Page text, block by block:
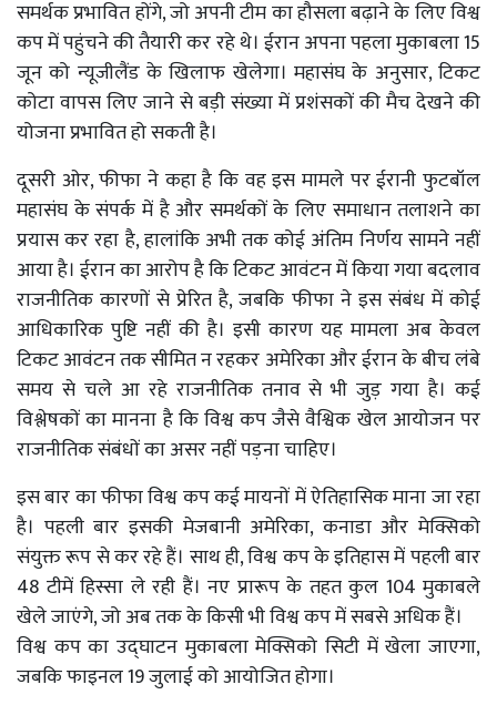
समर्थक प्रभावित होंगे, जो अपनी टीम का हौसला बढ़ाने के लिए विश्व
कप में पहुंचने की तैयारी कर रहे थे। ईरान अपना पहला मुकाबला 15
जून को न्यूजीलैंड के खिलाफ खेलेगा। महासंघ के अनुसार, टिकट
कोटा वापस लिए जाने से बड़ी संख्या में प्रशंसकों की मैच देखने की
योजना प्रभावित हो सकती है।
दूसरी ओर, फीफा ने कहा है कि वह इस मामले पर ईरानी फुटबॉल
महासंघ के संपर्क में है और समर्थकों के लिए समाधान तलाशने का
प्रयास कर रहा है, हालांकि अभी तक कोई अंतिम निर्णय सामने नहीं
आया है। ईरान का आरोप है कि टिकट आवंटन में किया गया बदलाव
राजनीतिक कारणों से प्रेरित है, जबकि फीफा ने इस संबंध में कोई
आधिकारिक पुष्टि नहीं की है। इसी कारण यह मामला अब केवल
टिकट आवंटन तक सीमित न रहकर अमेरिका और ईरान के बीच लंबे
समय से चले आ रहे राजनीतिक तनाव से भी जुड़ गया है। कई
विश्लेषकों का मानना है कि विश्व कप जैसे वैश्विक खेल आयोजन पर
राजनीतिक संबंधों का असर नहीं पड़ना चाहिए।
इस बार का फीफा विश्व कप कई मायनों में ऐतिहासिक माना जा रहा
है। पहली बार इसकी मेजबानी अमेरिका, कनाडा और मेक्सिको
संयुक्त रूप से कर रहे हैं। साथ ही, विश्व कप के इतिहास में पहली बार
48 टीमें हिस्सा ले रही हैं। नए प्रारूप के तहत कुल 104 मुकाबले
खेले जाएंगे, जो अब तक के किसी भी विश्व कप में सबसे अधिक हैं।
विश्व कप का उद्घाटन मुकाबला मेक्सिको सिटी में खेला जाएगा,
जबकि फाइनल 19 जुलाई को आयोजित होगा।